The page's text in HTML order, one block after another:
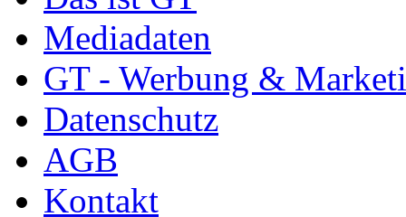
Mediadaten
GT - Werbung &
Datenschutz
AGB
Kontakt